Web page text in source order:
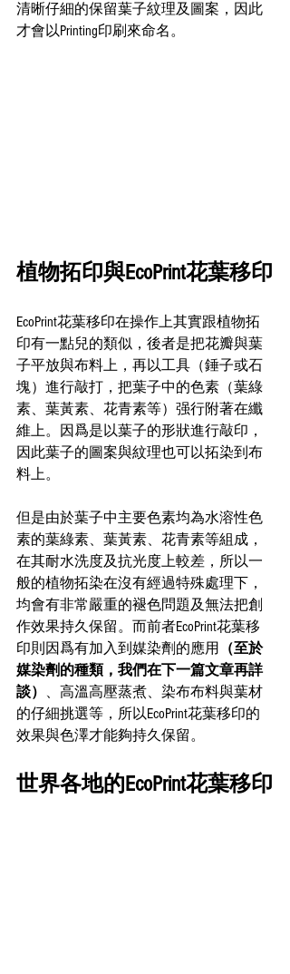
清晰仔細的保留葉子紋理及圖案，因此
才會以Printing印刷來命名。
植物拓印與EcoPrint花葉移印
EcoPrint花葉移印在操作上其實跟植物拓
印有一點兒的類似，後者是把花瓣與葉
子平放與布料上，再以工具（錘子或石
塊）進行敲打，把葉子中的色素（葉綠
素、葉黃素、花青素等）强行附著在纖
維上。因爲是以葉子的形狀進行敲印，
因此葉子的圖案與紋理也可以拓染到布
料上。
但是由於葉子中主要色素均為水溶性色
素的葉綠素、葉黃素、花青素等組成，
在其耐水洗度及抗光度上較差，所以一
般的植物拓染在沒有經過特殊處理下，
均會有非常嚴重的褪色問題及無法把創
作效果持久保留。而前者EcoPrint花葉移
印則因爲有加入到媒染劑的應用
（至於
媒染劑的種類，我們在下一篇文章再詳
談）
、高溫高壓蒸煮、染布布料與葉材
的仔細挑選等，所以EcoPrint花葉移印的
效果與色澤才能夠持久保留。
世界各地的EcoPrint花葉移印